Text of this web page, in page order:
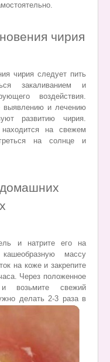
чирия
чирия следует пить
закаливанием и
воздействия.
выявлению и лечению
развитию чирия.
на свежем
на солнце и
и натрите его на
массу
на коже и закрепите
Через положенное
возьмите свежий
делать 2-3 раза в